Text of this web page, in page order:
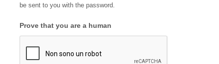
be sent to you with the password.
Prove that you are a human